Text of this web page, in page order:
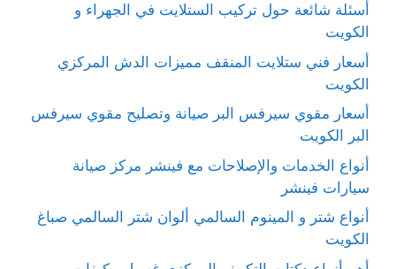
أسئلة شائعة حول تركيب الستلايت في الجهراء و
الكويت
أسعار فني ستلايت المنقف مميزات الدش المركزي
الكويت
أسعار مقوي سيرفس البر صيانة وتصليح مقوي سيرفس
البر الكويت
أنواع الخدمات والإصلاحات مع فينشر مركز صيانة
سيارات فينشر
أنواع شتر و المينوم السالمي ألوان شتر السالمي صباغ
الكويت